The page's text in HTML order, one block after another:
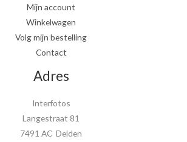
Mijn account
Winkelwagen
Volg mijn bestelling
Contact
Adres
Interfotos
Langestraat 81
7491 AC Delden